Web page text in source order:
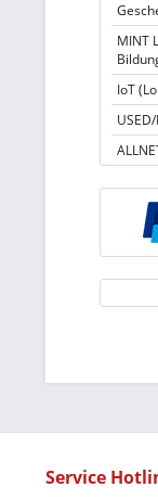
MINT
IoT
Service